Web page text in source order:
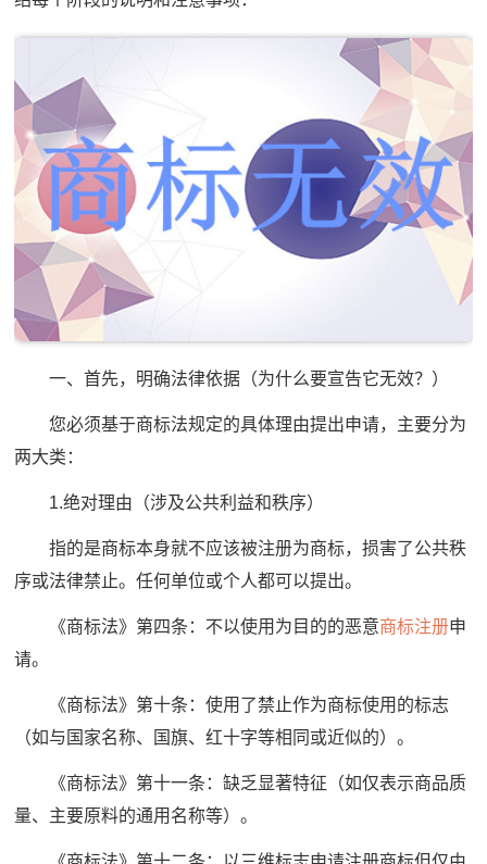
一、首先，明确法律依据（为什么要宣告它无效？）
您必须基于商标法规定的具体理由提出申请，主要分为
两大类：
1.绝对理由（涉及公共利益和秩序）
指的是商标本身就不应该被注册为商标，损害了公共秩
序或法律禁止。任何单位或个人都可以提出。
《商标法》第四条：不以使用为目的的恶意商标注册申
请。
《商标法》第十条：使用了禁止作为商标使用的标志
（如与国家名称、国旗、红十字等相同或近似的）。
《商标法》第十一条：缺乏显著特征（如仅表示商品质
量、主要原料的通用名称等）。